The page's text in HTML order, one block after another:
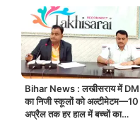
Bihar News : लखीसराय में DM
का निजी स्कूलों को अल्टीमेटम—10
अप्रैल तक हर हाल में बच्चों का